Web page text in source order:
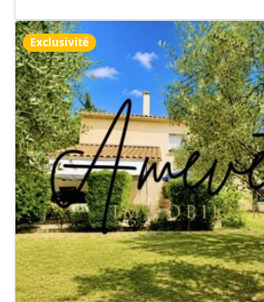
Exclusivité